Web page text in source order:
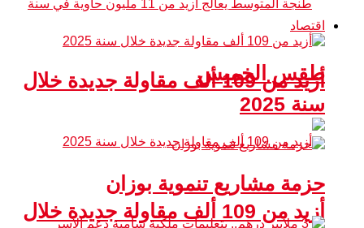
طقس الخميس
أزيد من 109 ألف مقاولة جديدة خلال
اقتصاد
أزيد من 109 ألف مقاولة جديدة خلال
سنة 2025
حزمة مشاريع تنموية بوزان